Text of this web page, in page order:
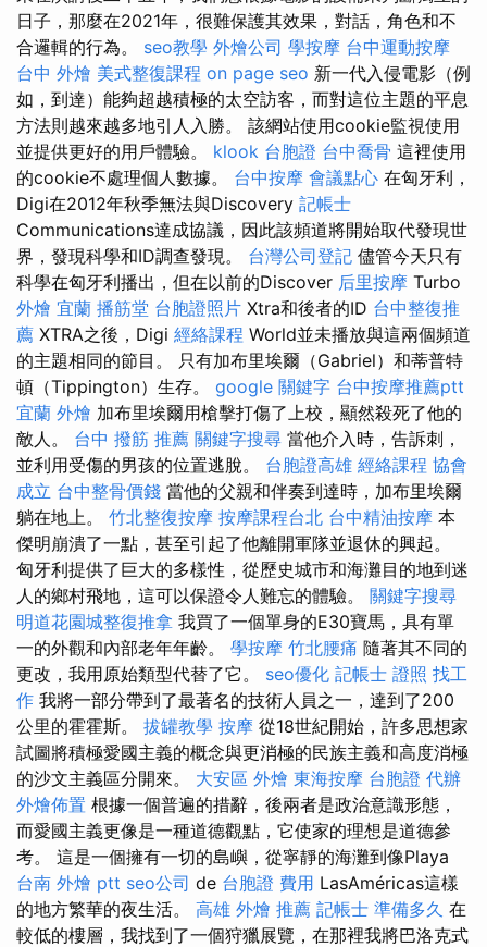
日子，那麼在2021年，很難保護其效果，對話，角色和不
合邏輯的行為。 seo教學 外燴公司 學按摩 台中運動按摩
台中 外燴 美式整復課程 on page seo 新一代入侵電影（例
如，到達）能夠超越積極的太空訪客，而對這位主題的平息
方法則越來越多地引人入勝。 該網站使用cookie監視使用
並提供更好的用戶體驗。 klook 台胞證 台中喬骨 這裡使用
的cookie不處理個人數據。 台中按摩 會議點心 在匈牙利，
Digi在2012年秋季無法與Discovery 記帳士
Communications達成協議，因此該頻道將開始取代發現世
界，發現科學和ID調查發現。 台灣公司登記 儘管今天只有
科學在匈牙利播出，但在以前的Discover 后里按摩 Turbo
外燴 宜蘭 播筋堂 台胞證照片 Xtra和後者的ID 台中整復推
薦 XTRA之後，Digi 經絡課程 World並未播放與這兩個頻道
的主題相同的節目。 只有加布里埃爾（Gabriel）和蒂普特
頓（Tippington）生存。 google 關鍵字 台中按摩推薦ptt
宜蘭 外燴 加布里埃爾用槍擊打傷了上校，顯然殺死了他的
敵人。 台中 撥筋 推薦 關鍵字搜尋 當他介入時，告訴刺，
並利用受傷的男孩的位置逃脫。 台胞證高雄 經絡課程 協會
成立 台中整骨價錢 當他的父親和伴奏到達時，加布里埃爾
躺在地上。 竹北整復按摩 按摩課程台北 台中精油按摩 本
傑明崩潰了一點，甚至引起了他離開軍隊並退休的興起。
匈牙利提供了巨大的多樣性，從歷史城市和海灘目的地到迷
人的鄉村飛地，這可以保證令人難忘的體驗。 關鍵字搜尋
明道花園城整復推拿 我買了一個單身的E30寶馬，具有單
一的外觀和內部老年年齡。 學按摩 竹北腰痛 隨著其不同的
更改，我用原始類型代替了它。 seo優化 記帳士 證照 找工
作 我將一部分帶到了最著名的技術人員之一，達到了200
公里的霍霍斯。 拔罐教學 按摩 從18世紀開始，許多思想家
試圖將積極愛國主義的概念與更消極的民族主義和高度消極
的沙文主義區分開來。 大安區 外燴 東海按摩 台胞證 代辦
外燴佈置 根據一個普遍的措辭，後兩者是政治意識形態，
而愛國主義更像是一種道德觀點，它使家的理想是道德參
考。 這是一個擁有一切的島嶼，從寧靜的海灘到像Playa
台南 外燴 ptt seo公司 de 台胞證 費用 LasAméricas這樣
的地方繁華的夜生活。 高雄 外燴 推薦 記帳士 準備多久 在
較低的樓層，我找到了一個狩獵展覽，在那裡我將巴洛克式